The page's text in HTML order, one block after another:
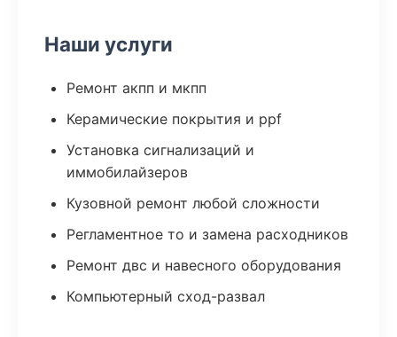
Наши услуги
Ремонт акпп и мкпп
Керамические покрытия и ppf
Установка сигнализаций и
иммобилайзеров
Кузовной ремонт любой сложности
Регламентное то и замена расходников
Ремонт двс и навесного оборудования
Компьютерный сход-развал